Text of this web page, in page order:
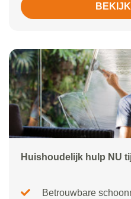
Huishoudelijk hulp NU
Betrouwbare